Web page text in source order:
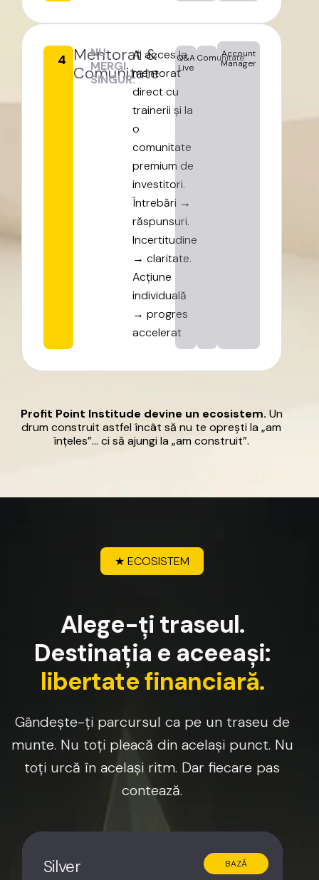
4 Mentorat &
Comunitate
NU
MERGI
SINGUR.
Ai acces la
mentorat
direct cu
trainerii și la
o
comunitate
premium de
investitori.
Întrebări →
răspunsuri.
Incertitudine
→ claritate.
Acțiune
individuală
→ progres
accelerat
Q&A
Live
Comunitate
Account
Manager
Profit Point Institude devine un ecosistem. Un
drum construit astfel încât să nu te oprești la „am
înțeles”… ci să ajungi la „am construit”.
★ ECOSISTEM
Alege-ți traseul.
Destinația e aceeași:
libertatefinanciară.
Gândește-ți parcursul ca pe un traseu de
munte. Nu toți pleacă din același punct. Nu
toți urcă în același ritm. Dar fiecare pas
contează.
Silver BAZĂ